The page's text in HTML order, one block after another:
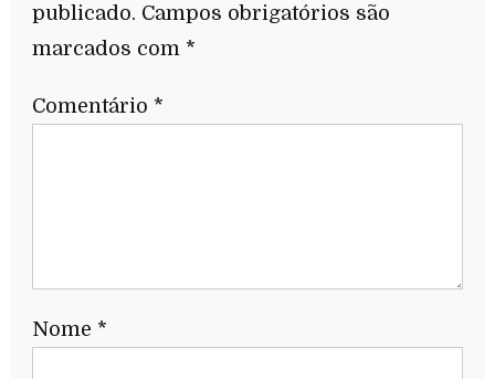
publicado. Campos obrigatórios são
marcados com *
Comentário *
Nome *